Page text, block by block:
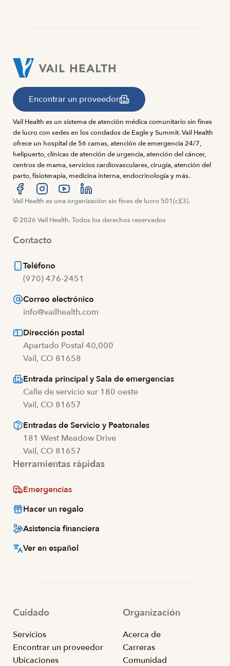
Encontrar un proveedor
Vail Health es un sistema de atención médica comunitario sin fines
de lucro con sedes en los condados de Eagle y Summit. Vail Health
ofrece un hospital de 56 camas, atención de emergencia 24/7,
helipuerto, clínicas de atención de urgencia, atención del cáncer,
centros de mama, servicios cardiovasculares, cirugía, atención del
parto, fisioterapia, medicina interna, endocrinología y más.
Visítanos en Facebook
Visítanos en Instagram
Visítanos en YouTube
Visítanos en LinkedIn
Vail Health es una organización sin fines de lucro 501(c)(3).
© 2026 Vail Health. Todos los derechos reservados
Contacto
Teléfono
(970) 476-2451
Correo electrónico
info@vailhealth.com
Dirección postal
Apartado Postal 40,000
Vail, CO 81658
Entrada principal y Sala de emergencias
Calle de servicio sur 180 oeste
Vail, CO 81657
Entradas de Servicio y Peatonales
181 West Meadow Drive
Vail, CO 81657
Herramientas rápidas
Emergencias
Hacer un regalo
Asistencia financiera
Ver en español
Cuidado
Servicios
Encontrar un proveedor
Ubicaciones
Organización
Acerca de
Carreras
Comunidad